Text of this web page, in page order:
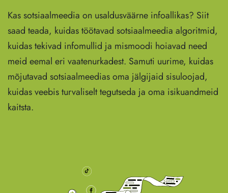
Kas sotsiaalmeedia on usaldusväärne infoallikas? Siit
saad teada, kuidas töötavad sotsiaalmeedia algoritmid,
kuidas tekivad infomullid ja mismoodi hoiavad need
meid eemal eri vaatenurkadest. Samuti uurime, kuidas
mõjutavad sotsiaalmeedias oma jälgijaid sisuloojad,
kuidas veebis turvaliselt tegutseda ja oma isikuandmeid
kaitsta.